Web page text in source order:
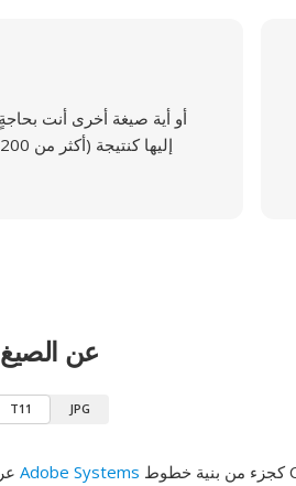
إليها كنتيجة (أكثر من 200 صيغة مدعومة)
عن الصيغ
T11 JPG
Adobe Systems